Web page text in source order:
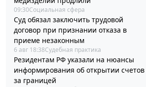
09:30Социальная сфера
Суд обязал заключить трудовой
договор при признании отказа в
приеме незаконным
6 авг 18:38Судебная практика
Резидентам РФ указали на нюансы
информирования об открытии счетов
за границей